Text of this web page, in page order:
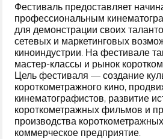
Фестиваль предоставляет
профессиональным
для демонстрации своих
сетевых и маркетинговых
киноиндустрии. На фестивале
мастер-классы и рынок
Цель фестиваля — создание
короткометражного кино,
кинематографистов, развитие
короткометражных фильмов и
производства
коммерческое предприятие.